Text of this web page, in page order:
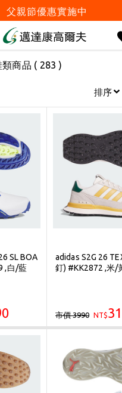
父親節優惠實施中
邁達康盃 開始受理報名
! 勿信來路不明連結及優惠
公益店Friends Screen模
卡滿 $6000 分 3 期 0 利率
費滿 $2000 享免運
Happy Father's Day
父親節優惠實施中
邁達康盃 開始受理報名
門市免費試打日程 已公佈!
益店Friends Screen模
費滿 $2000 享免運
類商品 ( 283 )
排序
SL BOA
,白/藍
adidas S2G 26
釘) #KK2872 ,米/
市價 3990 NT$